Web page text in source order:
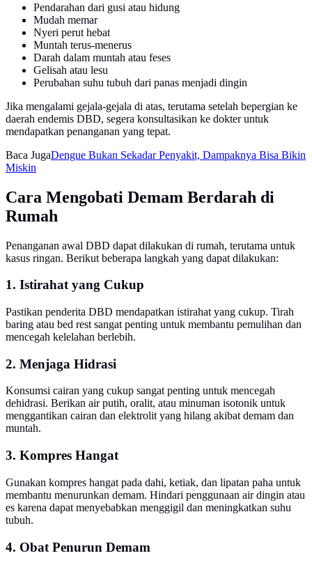
Pendarahan dari gusi atau hidung
Mudah memar
Nyeri perut hebat
Muntah terus-menerus
Darah dalam muntah atau feses
Gelisah atau lesu
Perubahan suhu tubuh dari panas menjadi dingin
Jika mengalami gejala-gejala di atas, terutama setelah bepergian ke
daerah endemis DBD, segera konsultasikan ke dokter untuk
mendapatkan penanganan yang tepat.
Baca JugaDengue Bukan Sekadar Penyakit, Dampaknya Bisa Bikin
Miskin
Cara Mengobati Demam Berdarah di
Rumah
Penanganan awal DBD dapat dilakukan di rumah, terutama untuk
kasus ringan. Berikut beberapa langkah yang dapat dilakukan:
1. Istirahat yang Cukup
Pastikan penderita DBD mendapatkan istirahat yang cukup. Tirah
baring atau bed rest sangat penting untuk membantu pemulihan dan
mencegah kelelahan berlebih.
2. Menjaga Hidrasi
Konsumsi cairan yang cukup sangat penting untuk mencegah
dehidrasi. Berikan air putih, oralit, atau minuman isotonik untuk
menggantikan cairan dan elektrolit yang hilang akibat demam dan
muntah.
3. Kompres Hangat
Gunakan kompres hangat pada dahi, ketiak, dan lipatan paha untuk
membantu menurunkan demam. Hindari penggunaan air dingin atau
es karena dapat menyebabkan menggigil dan meningkatkan suhu
tubuh.
4. Obat Penurun Demam